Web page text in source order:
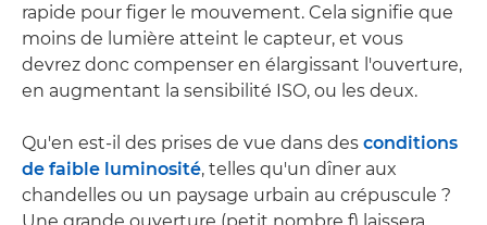
rapide pour figer le mouvement. Cela signifie que
moins de lumière atteint le capteur, et vous
devrez donc compenser en élargissant l'ouverture,
en augmentant la sensibilité ISO, ou les deux.
Qu'en est-il des prises de vue dans des conditions
de faible luminosité, telles qu'un dîner aux
chandelles ou un paysage urbain au crépuscule ?